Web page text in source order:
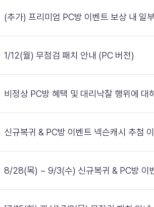
(추가) 프리미엄 PC방 이벤트 보상 내 일
1/12(월) 무점검 패치 안내 (PC 버전)
비정상 PC방 혜택 및 대리낙찰 행위에 대
신규복귀 & PC방 이벤트 넥슨캐시 추첨
8/28(목) ~ 9/3(수) 신규복귀 & PC방 이